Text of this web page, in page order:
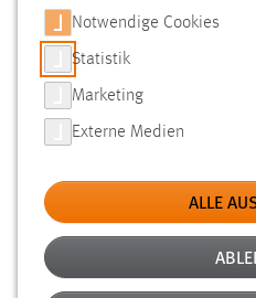
SUCHE
FILTER
Typ
Erstellungsdatum
Notwendige Cookies
Statistik
Marketing
Externe Medien
ALLE